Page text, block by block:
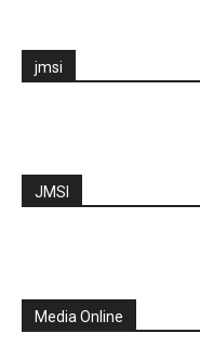
jmsi
JMSI
Media Online